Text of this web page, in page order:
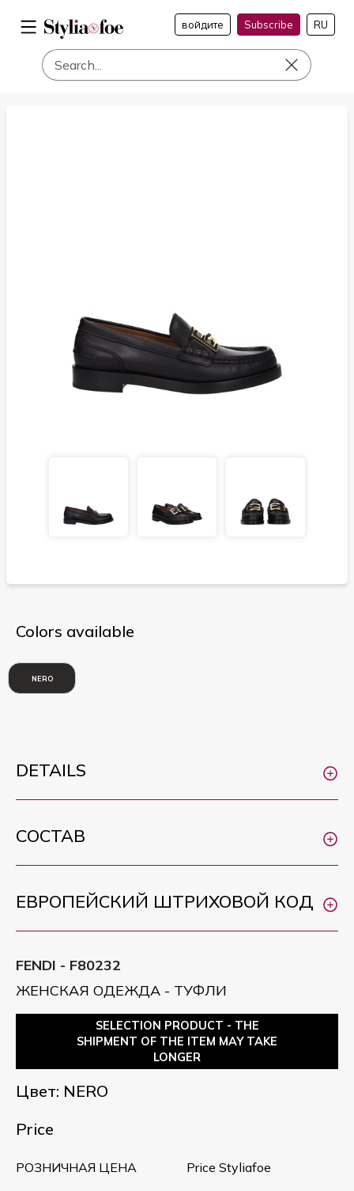
войдите Subscribe RU
Colors available
NERO
DETAILS
СОСТАВ
ЕВРОПЕЙСКИЙ ШТРИХОВОЙ КОД
FENDI - F80232
ЖЕНСКАЯ ОДЕЖДА - ТУФЛИ
SELECTION PRODUCT - THE
SHIPMENT OF THE ITEM MAY TAKE
LONGER
Цвет: NERO
Price
РОЗНИЧНАЯ ЦЕНА Price Styliafoe